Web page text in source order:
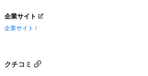
企業サイト
企業サイト /
クチコミ